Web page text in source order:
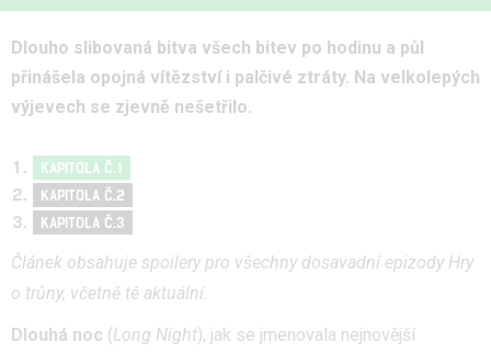
Dlouho slibovaná bitva všech bitev po hodinu a půl
přinášela opojná vítězství i palčivé ztráty. Na velkolepých
výjevech se zjevně nešetřilo.
KAPITOLA Č.1
KAPITOLA Č.2
KAPITOLA Č.3
Článek obsahuje spoilery pro všechny dosavadní epizody Hry
o trůny, včetně té aktuální.
Dlouhá noc (Long Night), jak se jmenovala nejnovější